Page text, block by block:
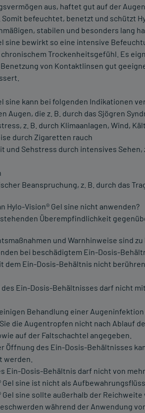
aus, haftet gut auf der
befeuchtet, benetzt und schützt
stabilen und besonders lang
sine bewirkt so eine intensive
Trockenheitsgefühl. Es
Benetzung von Kontaktlinsen gut
sine kann bei folgenden Indikationen
Augen, die z. B. durch das Sjögren
z. B. durch Klimaanlagen, Wind,
durch Zigaretten rauch
und Sehstress durch intensives
Beanspruchung, z. B. durch das
Hylo-Vision® Gel sine nicht anwenden?
Überempfindlichkeit
und Warnhinweise sind
bei beschädigtem Ein-Dosis-
dem Ein-Dosis-Behältnis nicht
des Ein-Dosis-Behältnisses darf nicht
Behandlung einer Augeninfektion
die Augentropfen nicht nach Ablauf
auf der Faltschachtel angegeben.
Öffnung des Ein-Dosis-Behältnisses
werden.
Ein-Dosis-Behältnis darf nicht von
Gel sine ist nicht als
Gel sine sollte außerhalb der
während der Anwendung